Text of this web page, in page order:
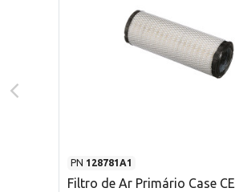
PN 128781A1
Filtro de Ar Primário Case CE